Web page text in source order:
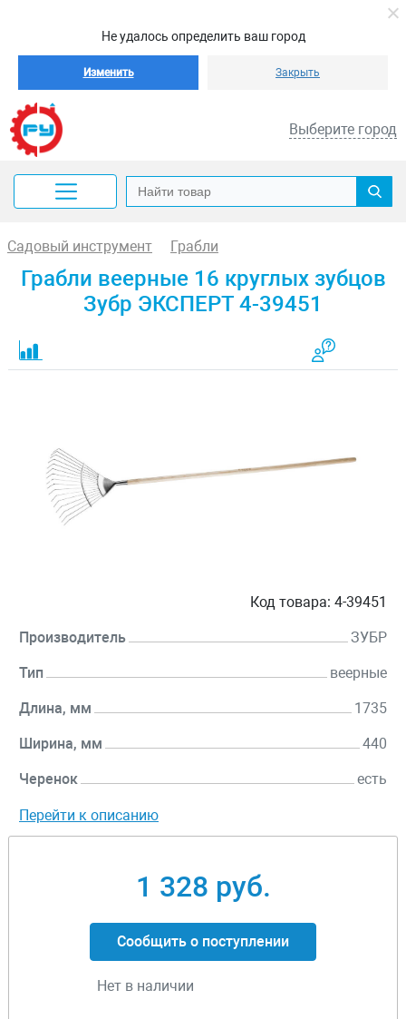
Не удалось определить ваш город
Изменить Закрыть
Выберите город
Садовый инструмент Грабли
Грабли веерные 16 круглых зубцов
Зубр ЭКСПЕРТ 4-39451
Код товара: 4-39451
Производитель ЗУБР
Тип веерные
Длина, мм 1735
Ширина, мм 440
Черенок есть
Перейти к описанию
1 328 руб.
Сообщить о поступлении
Нет в наличии